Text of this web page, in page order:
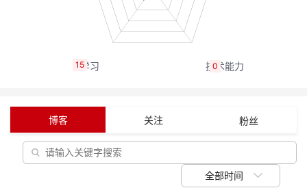
动
关
我
的
我
0
15
博客 关注 粉丝
全部时间